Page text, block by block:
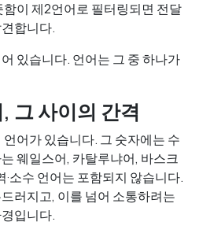
이 제2언어로 필터링되면 전달
합니다.
있습니다. 언어는 그 중 하나가
그 사이의 간격
어가 있습니다. 그 숫자에는 수
웨일스어, 카탈루냐어, 바스크
소수 언어는 포함되지 않습니다.
러지고, 이를 넘어 소통하려는
입니다.